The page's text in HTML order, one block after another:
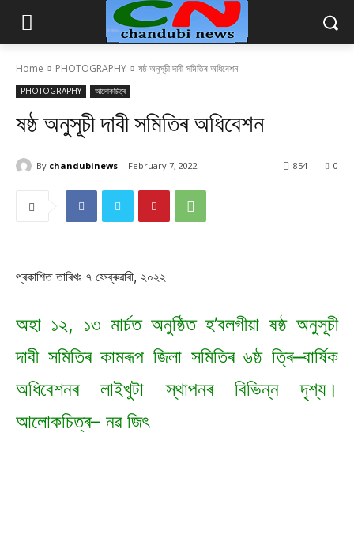
Home PHOTOGRAPHY ষষ্ঠ অনুসূচী দাবী সমিতিৰ অধিবেশন
PHOTOGRAPHY আলোকচিত্ৰ
ষষ্ঠ অনুসূচী দাবী সমিতিৰ অধিবেশন
By chandubinews February 7, 2022 0
854
প্ৰকাশিত তাৰিখঃ ৭ ফেব্ৰুৱাৰী, ২০২২
অহা ১২, ১৩ মাৰ্চত অনুষ্ঠিত হ’বলগীয়া ষষ্ঠ অনুসূচী
দাবী সমিতিৰ কামৰূপ জিলা সমিতিৰ ৬ষ্ঠ ত্ৰি–বাৰ্ষিক
অধিবেশনৰ লাইখুটা স্থাপনৰ বিভিন্ন দৃশ্য।
আলোকচিত্ৰ– নৱ জিৎ